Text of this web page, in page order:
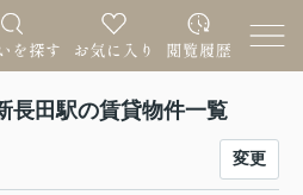
長田駅の賃貸物件一覧
変更